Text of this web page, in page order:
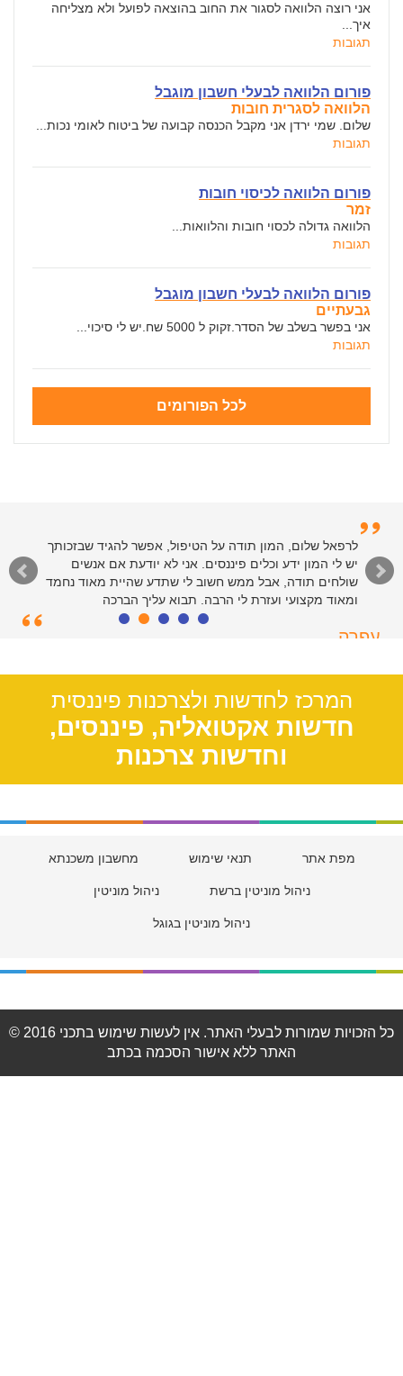
אני רוצה הלוואה לסגור את החוב בהוצאה לפועל ולא מצליחה
איך...
תגובות
פורום הלוואה לבעלי חשבון מוגבל
הלוואה לסגרית חובות
שלום. שמי ירדן אני מקבל הכנסה קבועה של ביטוח לאומי נכות...
תגובות
פורום הלוואה לכיסוי חובות
זמר
הלוואה גדולה לכסוי חובות והלוואות...
תגובות
פורום הלוואה לבעלי חשבון מוגבל
גבעתיים
אני בפשר בשלב של הסדר.זקוק ל 5000 שח.יש לי סיכוי...
תגובות
לכל הפורומים
לרפאל שלום, המון תודה על הטיפול, אפשר להגיד שבזכותך
יש לי המון ידע וכלים פיננסים. אני לא יודעת אם אנשים
שולחים תודה, אבל ממש חשוב לי שתדע שהיית מאוד נחמד
ומאוד מקצועי ועזרת לי הרבה. תבוא עליך הברכה
עפרה
המרכז לחדשות ולצרכנות פיננסית
חדשות אקטואליה, פיננסים,
וחדשות צרכנות
מפת אתר תנאי שימוש מחשבון משכנתא
ניהול מוניטין ברשת ניהול מוניטין
ניהול מוניטין בגוגל
© 2016 כל הזכויות שמורות לבעלי האתר. אין לעשות שימוש בתכני
האתר ללא אישור הסכמה בכתב